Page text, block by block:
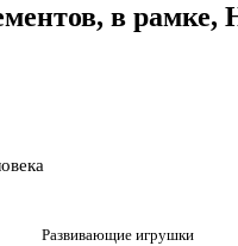
Развивающие игрушки
в рамке,